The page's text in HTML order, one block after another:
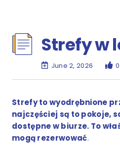
Strefy w
June 2, 2026 0
Strefy to wyodrębnione
najczęściej są to pokoje,
dostępne w biurze. To
mogą rezerwować.